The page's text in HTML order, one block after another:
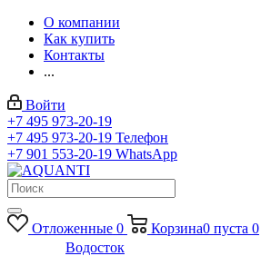
О компании
Как купить
Контакты
...
Войти
+7 495 973-20-19
+7 495 973-20-19 Телефон
+7 901 553-20-19 WhatsApp
Отложенные 0 Корзина0 пуста 0
Водосток